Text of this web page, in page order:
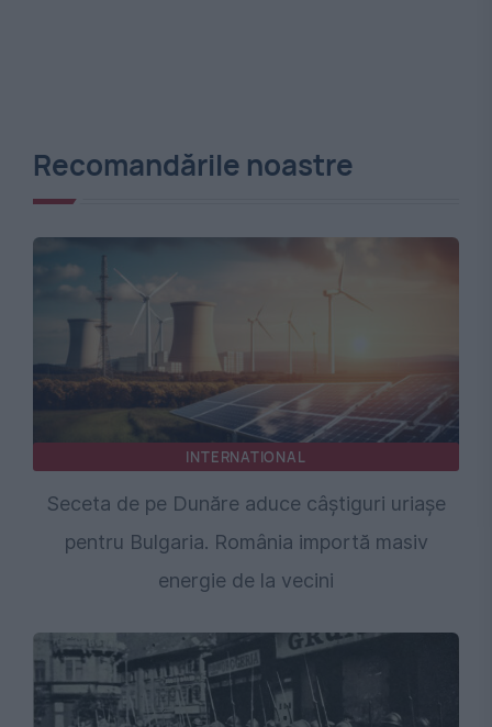
Recomandările noastre
INTERNATIONAL
Seceta de pe Dunăre aduce câștiguri uriașe
pentru Bulgaria. România importă masiv
energie de la vecini